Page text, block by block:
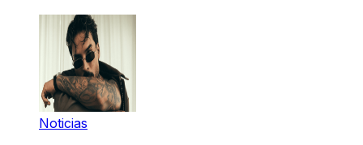
Noticias